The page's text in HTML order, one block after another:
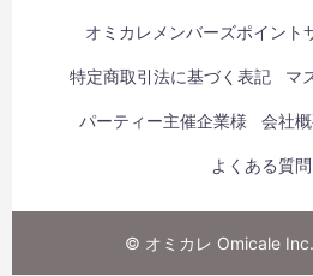
オミカレメンバーズポイント
特定商取引法に基づく表記 マ
パーティー主催企業様 会社
よくある質問
© オミカレ Omicale